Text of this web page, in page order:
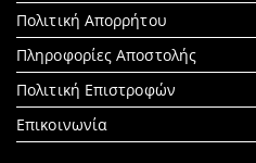
Πολιτική Απορρήτου
Πληροφορίες Αποστολής
Πολιτική Επιστροφών
Επικοινωνία